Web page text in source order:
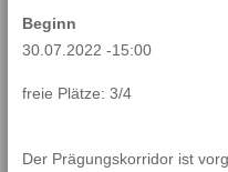
Beginn
30.07.2022 -15:00
freie Plätze: 3/4
Der Prägungskorridor ist